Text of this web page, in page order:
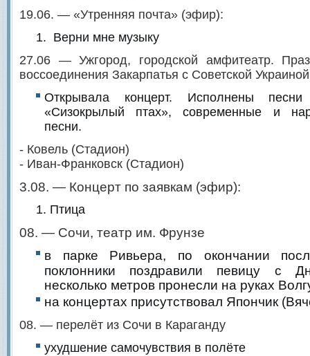
19.06. — «Утренняя почта» (эфир):
Верни мне музыку
27.06 — Ужгород, городской амфитеатр.
воссоединения Закарпатья с Советской
Открывала концерт. Исполнены
«Сизокрылый птах», современные и
песни.
- Ковель (Стадион)
- Иван-Франковск (Стадион)
3.08. — Концерт по заявкам (эфир):
Птица
08. — Сочи, театр им. Фрунзе
в парке Ривьера, по окончании
поклонники поздравили певицу с
несколько метров пронесли на руках
на концертах присутствовал Япончик
08. — перелёт из Сочи в Караганду
ухудшение самочувствия в полёте